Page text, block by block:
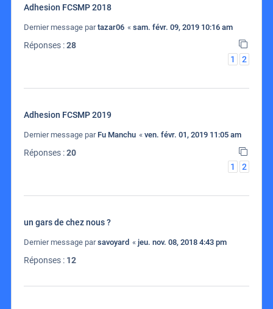
Adhesion FCSMP 2018
Dernier message partazar06 « sam. févr. 09, 2019 10:16 am
Réponses :28
1
2
Adhesion FCSMP 2019
Dernier message par Fu Manchu « ven. févr. 01, 2019 11:05 am
Réponses :20
1
2
un gars de chez nous ?
Dernier message parsavoyard « jeu. nov. 08, 2018 4:43 pm
Réponses : 12